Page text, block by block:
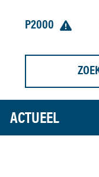
P2000
ACTUEEL